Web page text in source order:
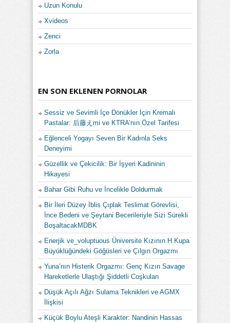
Uzun Konulu
Xvideos
Zenci
Zorla
EN SON EKLENEN PORNOLAR
Sessiz ve Sevimli İçe Dönükler İçin Kremalı
Pastalar: 后藤えmi ve KTRA’nın Özel Tarifesi
Eğlenceli Yogayı Seven Bir Kadınla Seks
Deneyimi
Güzellik ve Çekicilik: Bir İşyeri Kadininin
Hikayesi
Bahar Gibi Ruhu ve İncelikle Doldurmak
Bir İleri Düzey İblis Çıplak Teslimat Görevlisi,
İnce Bedeni ve Şeytani Becerileriyle Sizi Sürekli
BoşaltacakMDBK
Enerjik ve_voluptuous Üniversite Kızının H Kupa
Büyüklüğündeki Göğüsleri ve Çılgın Orgazmı
Yuna’nın Histerik Orgazmı: Genç Kızın Savage
Hareketlerle Ulaştığı Şiddetli Coşkuları
Düşük Açılı Ağzı Sulama Teknikleri ve AGMX
İlişkisi
Küçük Boylu Ateşli Karakter: Nandinin Hassas